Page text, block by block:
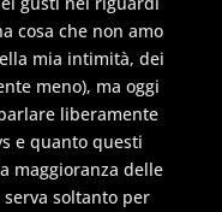
cosa che non amo
mia intimità, dei
meno), ma oggi
liberamente
e quanto questi
maggioranza delle
soltanto per